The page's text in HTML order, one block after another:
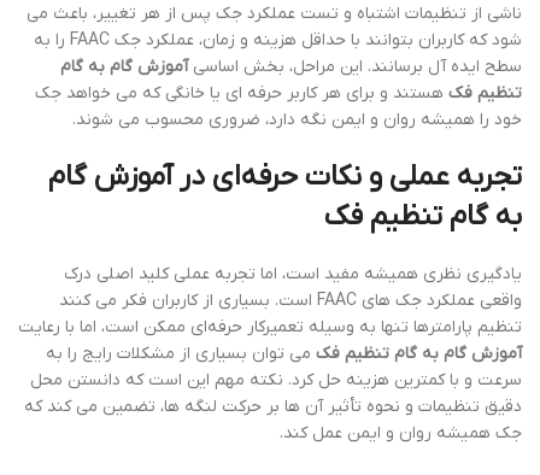
ناشی از تنظیمات اشتباه و تست عملکرد جک پس از هر تغییر، باعث می
شود که کاربران بتوانند با حداقل هزینه و زمان، عملکرد جک FAAC را به
سطح ایده آل برسانند. این مراحل، بخش اساسیآموزش گام به گام
تنظیم فک هستند و برای هر کاربر حرفه ای یا خانگی که می خواهد جک
خود را همیشه روان و ایمن نگه دارد، ضروری محسوب می شوند.
تجربه عملی و نکات حرفه‌ای در آموزش گام
به گام تنظیم فک
یادگیری نظری همیشه مفید است، اما تجربه عملی کلید اصلی درک
واقعی عملکرد جک های FAAC است. بسیاری از کاربران فکر می کنند
تنظیم پارامترها تنها به وسیله تعمیرکار حرفه‌ای ممکن است، اما با رعایت
آموزش گام به گام تنظیم فک می توان بسیاری از مشکلات رایج را به
سرعت و با کمترین هزینه حل کرد. نکته مهم این است که دانستن محل
دقیق تنظیمات و نحوه تأثیر آن ها بر حرکت لنگه ها، تضمین می کند که
جک همیشه روان و ایمن عمل کند.